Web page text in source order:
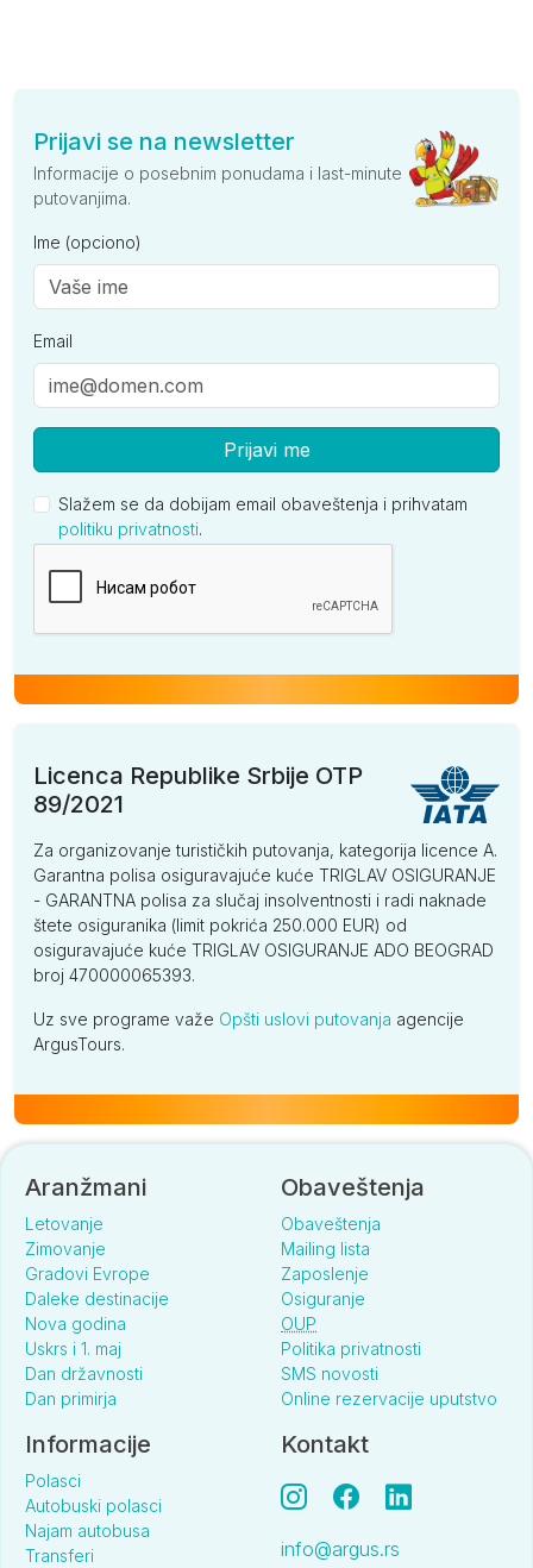
Prijavi se na newsletter
Informacije o posebnim ponudama i last-minute
putovanjima.
Ime (opciono)
Email
Prijavi me
Slažem se da dobijam email obaveštenja i prihvatam
politiku privatnosti.
Licenca Republike Srbije OTP
89/2021
Za organizovanje turističkih putovanja, kategorija licence A.
Garantna polisa osiguravajuće kuće TRIGLAV OSIGURANJE
- GARANTNA polisa za slučaj insolventnosti i radi naknade
štete osiguranika (limit pokrića 250.000 EUR) od
osiguravajuće kuće TRIGLAV OSIGURANJE ADO BEOGRAD
broj 470000065393.
Uz sve programe važe Opšti uslovi putovanja agencije
ArgusTours.
Aranžmani
Letovanje
Zimovanje
Gradovi Evrope
Daleke destinacije
Nova godina
Uskrs i 1. maj
Dan državnosti
Dan primirja
Obaveštenja
Obaveštenja
Mailing lista
Zaposlenje
Osiguranje
OUP
Politika privatnosti
SMS novosti
Online rezervacije uputstvo
Informacije
Polasci
Autobuski polasci
Najam autobusa
Transferi
Kontakt
info@argus.rs